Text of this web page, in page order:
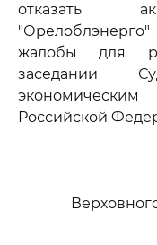
отказать
жалобы для
заседании
Российской